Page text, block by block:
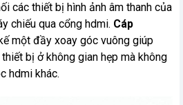
các thiết bị hình ảnh âm thanh của
chiếu qua cổng hdmi. Cáp
một đầy xoay góc vuông giúp
bị ở không gian hẹp mà không
hdmi khác.